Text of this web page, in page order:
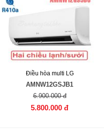
Điều hòa multi LG
AMNW12GSJB1
6.900.000 đ
5.800.000 đ